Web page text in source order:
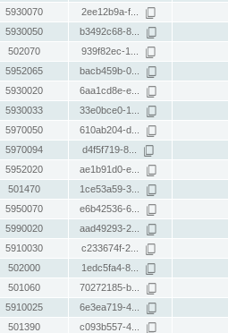
5930070 2ee12b9a-f...
5930050 b3492c68-8...
502070 939f82ec-1...
5952065 bacb459b-0...
5930020 6aa1cd8e-e...
5930033 33e0bce0-1...
5970050 610ab204-d...
5970094 d4f5f719-8...
5952020 ae1b91d0-e...
501470 1ce53a59-3...
5950070 e6b42536-6...
5990020 aad49293-2...
5910030 c233674f-2...
502000 1edc5fa4-8...
501060 70272185-b...
5910025 6e3ea719-4...
501390 c093b557-4...